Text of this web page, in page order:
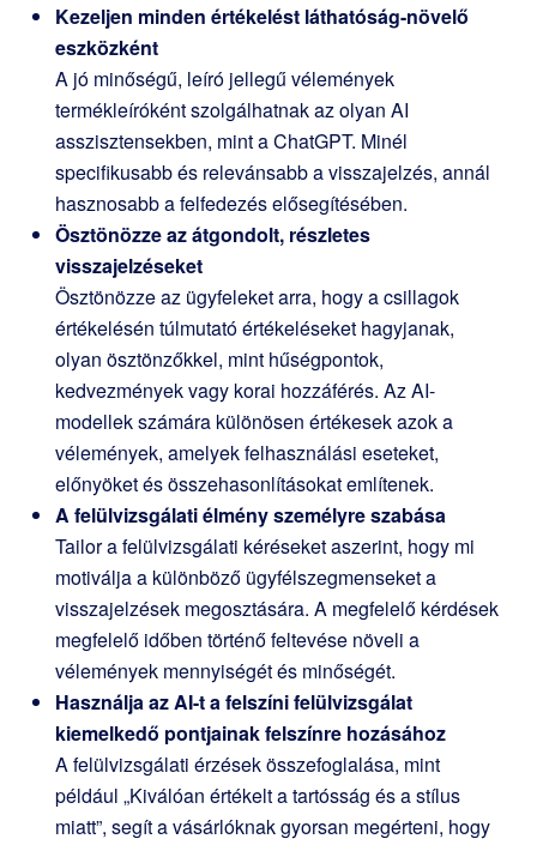
Kezeljen minden értékelést láthatóság-növelő
eszközként
A jó minőségű, leíró jellegű vélemények
termékleíróként szolgálhatnak az olyan AI
asszisztensekben, mint a ChatGPT. Minél
specifikusabb és relevánsabb a visszajelzés, annál
hasznosabb a felfedezés elősegítésében.
Ösztönözze az átgondolt, részletes
visszajelzéseket
Ösztönözze az ügyfeleket arra, hogy a csillagok
értékelésén túlmutató értékeléseket hagyjanak,
olyan ösztönzőkkel, mint hűségpontok,
kedvezmények vagy korai hozzáférés. Az AI-
modellek számára különösen értékesek azok a
vélemények, amelyek felhasználási eseteket,
előnyöket és összehasonlításokat említenek.
A felülvizsgálati élmény személyre szabása
Tailor a felülvizsgálati kéréseket aszerint, hogy mi
motiválja a különböző ügyfélszegmenseket a
visszajelzések megosztására. A megfelelő kérdések
megfelelő időben történő feltevése növeli a
vélemények mennyiségét és minőségét.
Használja az AI-t a felszíni felülvizsgálat
kiemelkedő pontjainak felszínre hozásához
A felülvizsgálati érzések összefoglalása, mint
például „Kiválóan értékelt a tartósság és a stílus
miatt”, segít a vásárlóknak gyorsan megérteni, hogy